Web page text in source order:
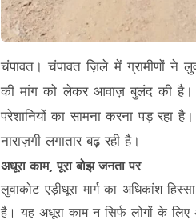
चंपावत। चंपावत ज़िले में ग्रामीणों ने
की मांग को लेकर आवाज़ बुलंद की है।
परेशानियों का सामना करना पड़ रहा
नाराज़गी लगातार बढ़ रही है।
अधूरा काम, पूरा बोझ जनता पर
लुवाकोट-एड़ीधूरा मार्ग का अधिकांश
है। यह अधूरा काम न सिर्फ लोगों के लिए